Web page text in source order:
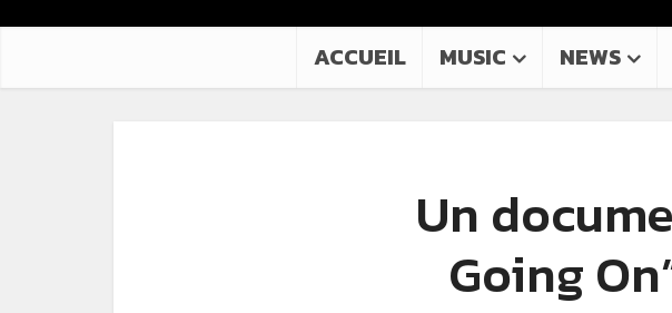
ACCUEIL MUSIC NEWS
Un
Going